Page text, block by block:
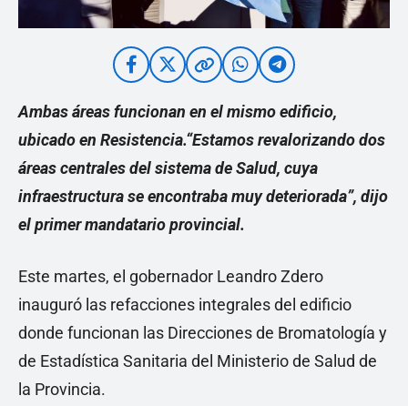
Ambas áreas funcionan en el mismo edificio,
ubicado en Resistencia.“Estamos revalorizando dos
áreas centrales del sistema de Salud, cuya
infraestructura se encontraba muy deteriorada”, dijo
el primer mandatario provincial.
Este martes, el gobernador Leandro Zdero
inauguró las refacciones integrales del edificio
donde funcionan las Direcciones de Bromatología y
de Estadística Sanitaria del Ministerio de Salud de
la Provincia.